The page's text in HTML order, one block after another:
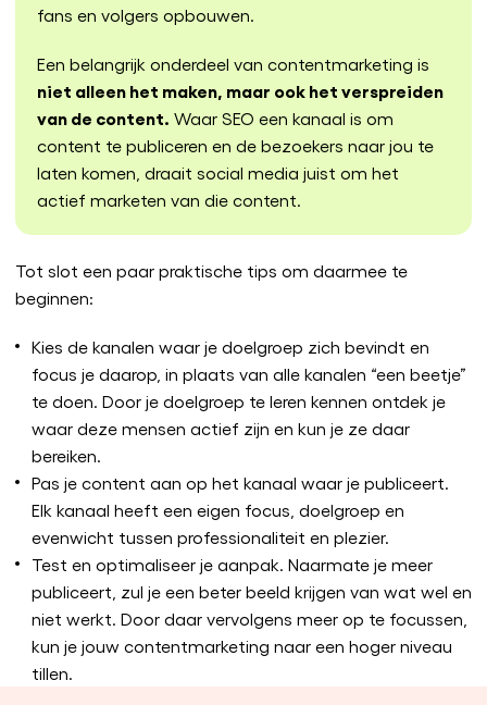
fans en volgers opbouwen.
Een belangrijk onderdeel van contentmarketing is
niet alleen het maken, maar ook het verspreiden
van de content. Waar SEO een kanaal is om
content te publiceren en de bezoekers naar jou te
laten komen, draait social media juist om het
actief marketen van die content.
Tot slot een paar praktische tips om daarmee te
beginnen:
Kies de kanalen waar je doelgroep zich bevindt en
focus je daarop, in plaats van alle kanalen “een beetje”
te doen. Door je doelgroep te leren kennen ontdek je
waar deze mensen actief zijn en kun je ze daar
bereiken.
Pas je content aan op het kanaal waar je publiceert.
Elk kanaal heeft een eigen focus, doelgroep en
evenwicht tussen professionaliteit en plezier.
Test en optimaliseer je aanpak. Naarmate je meer
publiceert, zul je een beter beeld krijgen van wat wel en
niet werkt. Door daar vervolgens meer op te focussen,
kun je jouw contentmarketing naar een hoger niveau
tillen.